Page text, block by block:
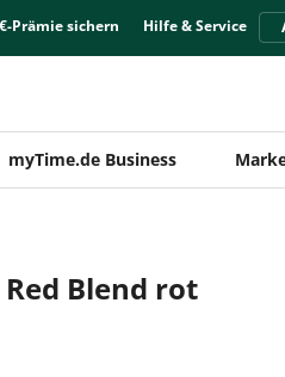
Prämie sichern Hilfe & Service
myTime.de Business
Blend rot